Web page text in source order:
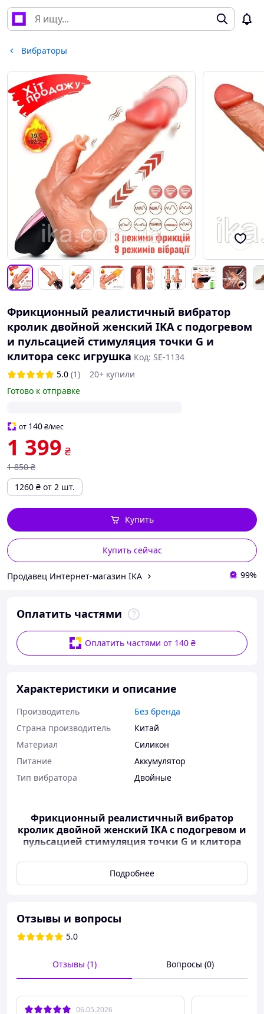
Вибраторы
Фрикционный реалистичный вибратор
кролик двойной женский IKA с подогревом
и пульсацией стимуляция точки G и
клитора секс игрушка Код: SE-1134
5.0 (1)
20+ купили
Готово к отправке
от 140₴/мес
1 399 ₴
1 850 ₴
1260 ₴ от 2 шт.
Купить сейчас
Купить
Продавец Интернет-магазин IKA 99%
Оплатить частями
Оплатить частями от 140 ₴
Характеристики и описание
Производитель
Без бренда
Страна производитель
Китай
Материал
Силикон
Питание
Аккумулятор
Тип вибратора
Двойные
Фрикционный реалистичный вибратор
кролик двойной женский IKA с подогревом и
пульсацией стимуляция точки G и клитора
двойная стимуляция точки G и клитора
Подробнее
Отзывы и вопросы
5.0
Отзывы (1) Вопросы (0)
06.05.2026